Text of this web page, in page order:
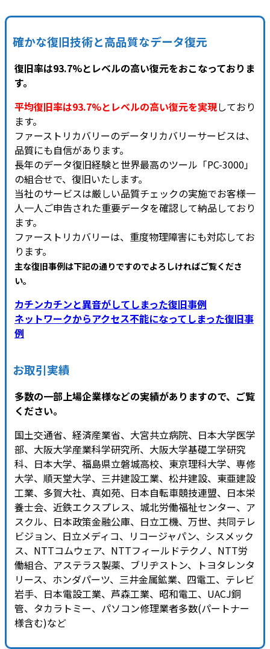
確かな復旧技術と高品質なデータ復元
復旧率は93.7%とレベルの高い復元をおこなっておりま
す。
平均復旧率は93.7%とレベルの高い復元を実現しており
ます。
ファーストリカバリーのデータリカバリーサービスは、
品質にも自信があります。
長年のデータ復旧経験と世界最高のツール「PC-3000」
の組合せで、復旧いたします。
当社のサービスは厳しい品質チェックの実施でお客様一
人一人ご申告された重要データを確認して納品しており
ます。
ファーストリカバリーは、重度物理障害にも対応してお
ります。
主な復旧事例は下記の通りですのでよろしければご覧くださ
い。
カチンカチンと異音がしてしまった復旧事例
ネットワークからアクセス不能になってしまった復旧事
例
お取引実績
多数の一部上場企業様などの実績がありますので、ご覧
ください。
国土交通省、経済産業省、大宮共立病院、日本大学医学
部、大阪大学産業科学研究所、大阪大学基礎工学研究
科、日本大学、福島県立磐城高校、東京理科大学、専修
大学、順天堂大学、三井建設工業、松井建設、東亜建設
工業、多賀大社、真如苑、日本自転車競技連盟、日本栄
養士会、近鉄エクスプレス、城北労働福祉センター、ア
スクル、日本政策金融公庫、日立工機、万世、共同テレ
ビジョン、日立メディコ、リコージャパン、シスメック
ス、NTTコムウェア、NTTフィールドテクノ、NTT労
働組合、アステラス製薬、ブリヂストン、トヨタレンタ
リース、ホンダパーツ、三井金属鉱業、四電工、テレビ
岩手、日本電設工業、芦森工業、昭和電工、UACJ銅
管、タカラトミー、パソコン修理業者多数(パートナー
様含む)など